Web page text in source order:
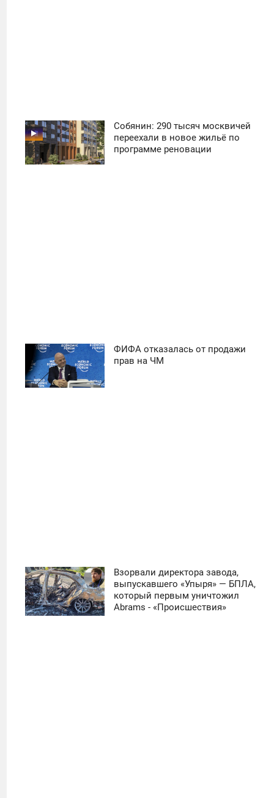
Собянин: 290 тысяч москвичей
переехали в новое жильё по
программе реновации
ФИФА отказалась от продажи
прав на ЧМ
Взорвали директора завода,
выпускавшего «Упыря» — БПЛА,
который первым уничтожил
Abrams - «Происшествия»